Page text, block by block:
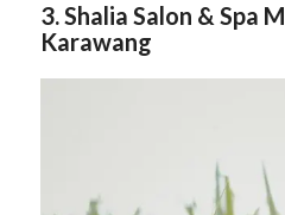
3. Shalia Salon & Spa
Karawang